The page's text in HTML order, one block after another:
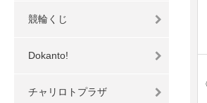
競輪くじ
Dokanto!
チャリロトプラザ